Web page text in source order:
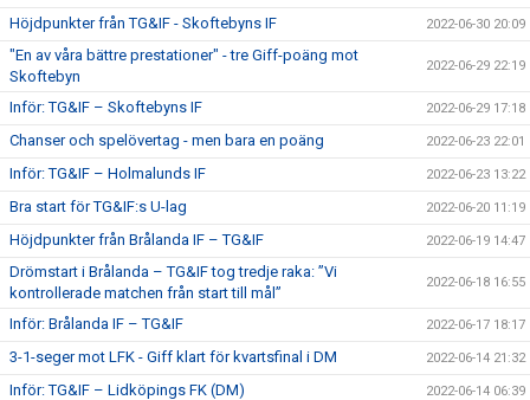
Höjdpunkter från TG&IF - Skoftebyns IF 2022-06-30 20:09
"En av våra bättre prestationer" - tre Giff-poäng mot
Skoftebyn
2022-06-29 22:19
Inför: TG&IF – Skoftebyns IF 2022-06-29 17:18
Chanser och spelövertag - men bara en poäng 2022-06-23 22:01
Inför: TG&IF – Holmalunds IF 2022-06-23 13:22
Bra start för TG&IF:s U-lag 2022-06-20 11:19
Höjdpunkter från Brålanda IF – TG&IF 2022-06-19 14:47
Drömstart i Brålanda – TG&IF tog tredje raka: ”Vi
kontrollerade matchen från start till mål”
2022-06-18 16:55
Inför: Brålanda IF – TG&IF 2022-06-17 18:17
3-1-seger mot LFK - Giff klart för kvartsfinal i DM 2022-06-14 21:32
Inför: TG&IF – Lidköpings FK (DM) 2022-06-14 06:39